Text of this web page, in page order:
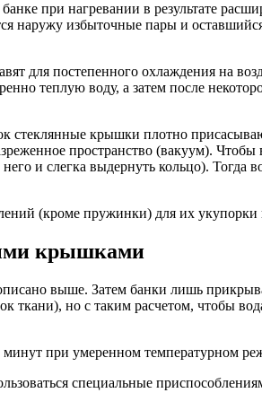
при нагревании в результате
наружу избыточные пары и
для постепенного охлаждения на
теплую воду, а затем после
стеклянные крышки плотно
пространство (вакуум). Чтобы
и слегка выдернуть кольцо). Тогда
(кроме пружинки) для их укупорки
крышками
выше. Затем банки лишь
ткани), но с таким расчетом, чтобы
при умеренном температурном
специальные